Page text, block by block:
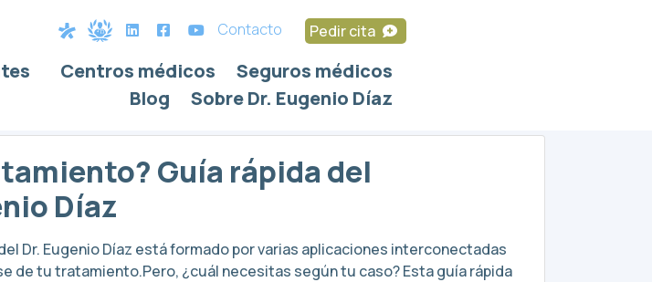
Contacto Pedir cita
Centros médicos
Seguros médicos
Blog
Sobre Dr. Eugenio Díaz
Guía rápida del
Díaz
Dr. Eugenio Díaz está formado por varias aplicaciones interconectadas
de tu tratamiento.Pero, ¿cuál necesitas según tu caso? Esta guía rápida